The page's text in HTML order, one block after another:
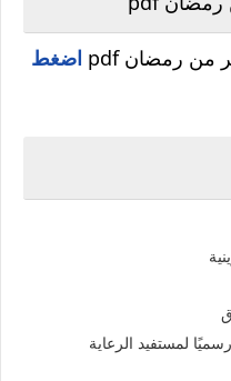
اضغط
لمستفيد الرعاية